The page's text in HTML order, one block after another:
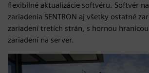
flexibilné aktualizácie softvéru. Softvér
zariadenia SENTRON aj všetky ostatné
zariadení tretích strán, s hornou
zariadení na server.